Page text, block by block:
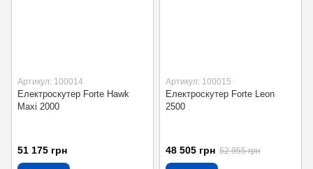
Артикул: 100014
Електроскутер Forte Hawk
Maxi 2000
51 175 грн
Артикул: 100015
Електроскутер Forte Leon
2500
48 505 грн 52 955 грн